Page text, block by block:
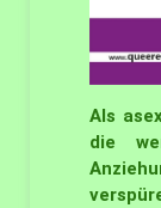
Als
die